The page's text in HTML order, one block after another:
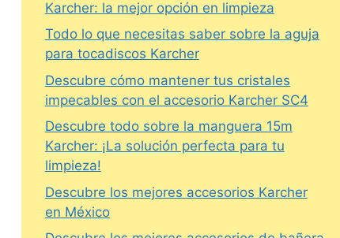
Karcher: la mejor opción en limpieza
Todo lo que necesitas saber sobre la aguja
para tocadiscos Karcher
Descubre cómo mantener tus cristales
impecables con el accesorio Karcher SC4
Descubre todo sobre la manguera 15m
Karcher: ¡La solución perfecta para tu
limpieza!
Descubre los mejores accesorios Karcher
en México